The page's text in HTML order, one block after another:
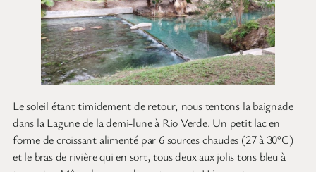
Le soleil étant timidement de retour, nous tentons la baignade
dans la Lagune de la demi-lune à Rio Verde. Un petit lac en
forme de croissant alimenté par 6 sources chaudes (27 à 30°C)
et le bras de rivière qui en sort, tous deux aux jolis tons bleu à